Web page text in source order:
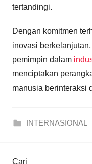
tertandingi.
Dengan komitmen
inovasi
pemimpin dalam
menciptakan
manusia berinteraksi
INTERNASIONAL
Cari